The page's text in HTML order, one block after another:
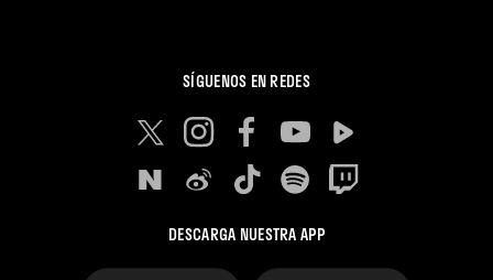
SÍGUENOS EN REDES
DESCARGA NUESTRA APP